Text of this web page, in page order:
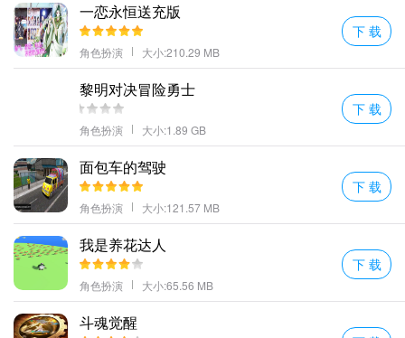
一恋永恒送充版
角色扮演 大小:210.29 MB
下 载
黎明对决冒险勇士
角色扮演 大小:1.89 GB
下 载
面包车的驾驶
角色扮演 大小:121.57 MB
下 载
我是养花达人
角色扮演 大小:65.56 MB
下 载
斗魂觉醒